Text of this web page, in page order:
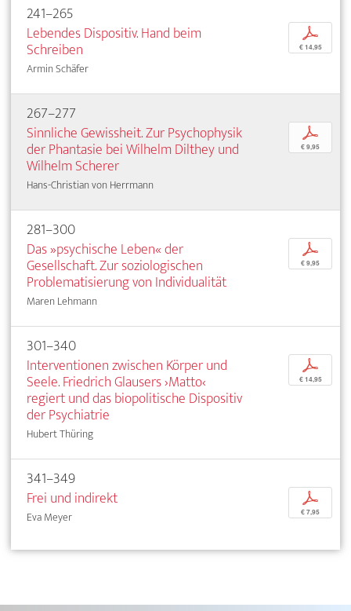
241–265
Lebendes Dispositiv. Hand beim
Schreiben
Armin Schäfer
p
€ 14,95
267–277
Sinnliche Gewissheit. Zur Psychophysik
der Phantasie bei Wilhelm Dilthey und
Wilhelm Scherer
Hans-Christian von Herrmann
p
€ 9,95
281–300
Das »psychische Leben« der
Gesellschaft. Zur soziologischen
Problematisierung von Individualität
Maren Lehmann
p
€ 9,95
301–340
Interventionen zwischen Körper und
Seele. Friedrich Glausers ›Matto‹
regiert und das biopolitische Dispositiv
der Psychiatrie
Hubert Thüring
p
€ 14,95
341–349
Frei und indirekt
Eva Meyer
p
€ 7,95